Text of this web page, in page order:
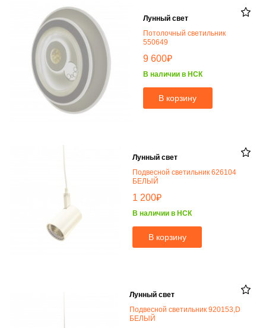
Лунный свет
Потолочный светильник
550649
9 600₽
В наличии в НСК
В корзину
Лунный свет
Подвесной светильник 626104
БЕЛЫЙ
1 200₽
В наличии в НСК
В корзину
Лунный свет
Подвесной светильник 920153,D
БЕЛЫЙ